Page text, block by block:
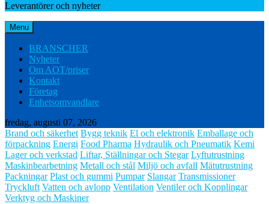
Leverantörer och nyheter
Menu
BRANSCHER
Nyheter
Om AOT/priser
Kontakt
Företag
Enhetsomvandlare
fredag, augusti 07, 2026
Brand och säkerhet Bygg teknik El och elektronik Emballage och
förpackning Energi Food Pharma Hydraulik och Pneumatik Kemi
Lager och verkstad Liftar, Ställningar och Stegar Lyftutrustning
Maskinbearbetning Metall och stål Miljö och avfall Mätutrustning
Packningar Plast och gummi Pumpar Slangar Transmissioner
Tryckluft Vatten och avlopp Ventilation Ventiler och Kopplingar
Verktyg och Maskiner